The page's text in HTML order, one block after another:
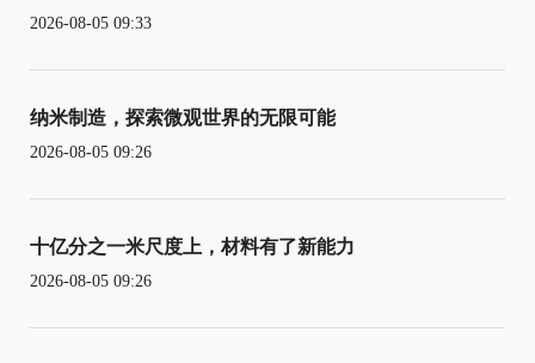
2026-08-05 09:33
纳米制造，探索微观世界的无限可能
2026-08-05 09:26
十亿分之一米尺度上，材料有了新能力
2026-08-05 09:26